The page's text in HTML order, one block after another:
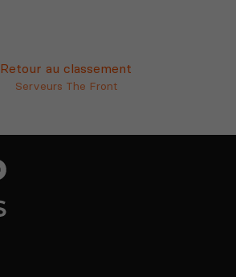
Retour au classement
Serveurs The Front